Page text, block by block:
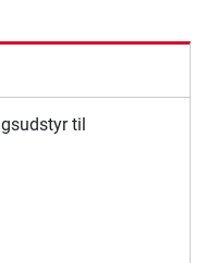
til